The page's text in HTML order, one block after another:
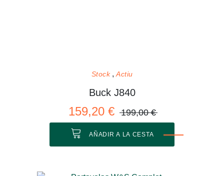
Stock Actiu
Buck J840
159,20 € 199,00 €
AÑADIR A LA CESTA